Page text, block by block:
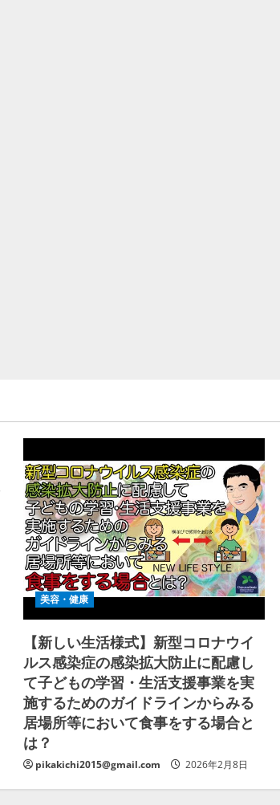
美容・健康
【新しい生活様式】新型コロナウイ
ルス感染症の感染拡大防止に配慮し
て子どもの学習・生活支援事業を実
施するためのガイドラインからみる
居場所等において食事をする場合と
は？
pikakichi2015@gmail.com 2026年2月8日